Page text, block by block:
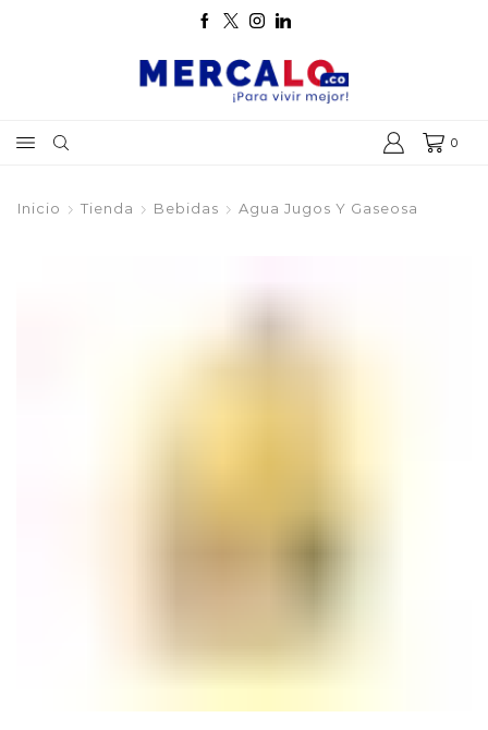
0
Inicio Tienda Bebidas Agua Jugos Y Gaseosa